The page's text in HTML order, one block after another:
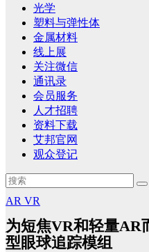
光学
塑料与弹性体
金属材料
线上展
关注微信
通讯录
会员服务
人才招聘
资料下载
艾邦官网
观众登记
AR VR
为短焦VR和轻量AR
型眼球追踪模组